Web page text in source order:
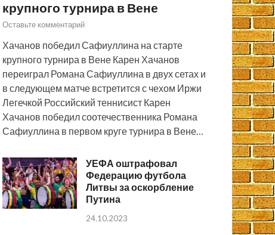
крупного турнира в Вене
Оставьте комментарий
Хачанов победил Сафиуллина на старте
крупного турнира в Вене Карен Хачанов
переиграл Романа Сафиуллина в двух сетах и
в следующем матче встретится с чехом Иржи
Легечкой Российский теннисист Карен
Хачанов победил соотечественника Романа
Сафиуллина в первом круге турнира в Вене…
УЕФА оштрафовал
Федерацию футбола
Литвы за оскорбление
Путина
24.10.2023